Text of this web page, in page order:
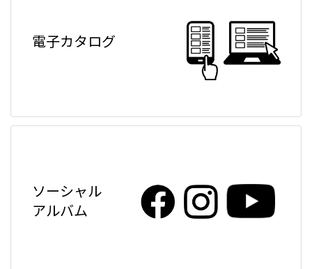
電子カタログ
ソーシャル
アルバム